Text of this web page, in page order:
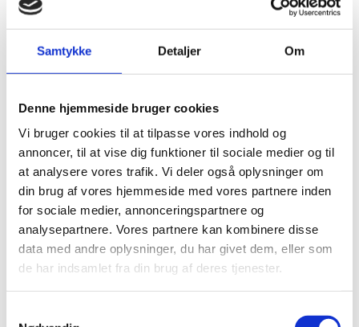
Samtykke Detaljer Om
Denne hjemmeside bruger cookies
Vi bruger cookies til at tilpasse vores indhold og
annoncer, til at vise dig funktioner til sociale medier og til
at analysere vores trafik. Vi deler også oplysninger om
din brug af vores hjemmeside med vores partnere inden
for sociale medier, annonceringspartnere og
analysepartnere. Vores partnere kan kombinere disse
data med andre oplysninger, du har givet dem, eller som
de har indsamlet fra din brug af deres tjenester.